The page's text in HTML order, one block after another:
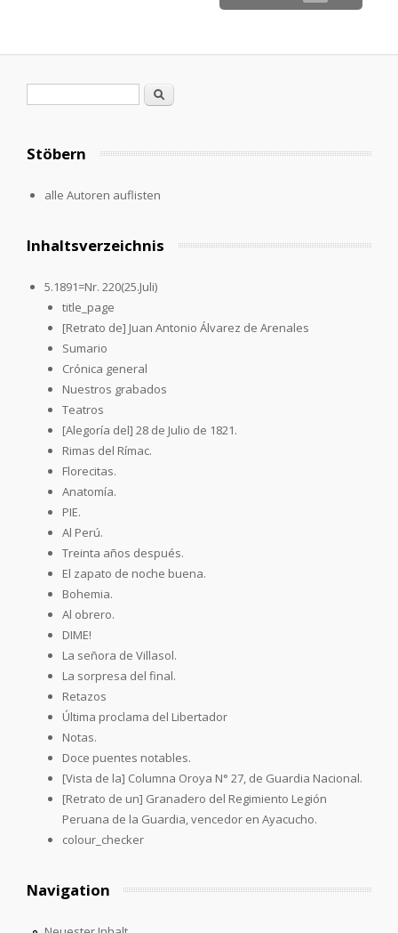
Suche
Stöbern
alle Autoren auflisten
Inhaltsverzeichnis
5.1891=Nr. 220(25.Juli)
title_page
[Retrato de] Juan Antonio Álvarez de Arenales
Sumario
Crónica general
Nuestros grabados
Teatros
[Alegoría del] 28 de Julio de 1821.
Rimas del Rímac.
Florecitas.
Anatomía.
PIE.
Al Perú.
Treinta años después.
El zapato de noche buena.
Bohemia.
Al obrero.
DIME!
La señora de Villasol.
La sorpresa del final.
Retazos
Última proclama del Libertador
Notas.
Doce puentes notables.
[Vista de la] Columna Oroya N° 27, de Guardia Nacional.
[Retrato de un] Granadero del Regimiento Legión
Peruana de la Guardia, vencedor en Ayacucho.
colour_checker
Navigation